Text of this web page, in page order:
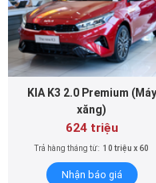
KIA K3 2.0 Premium (Máy
xăng)
624 triệu
Trả hàng tháng từ: 10 triệu x 60
Nhận báo giá
Đăng ký lái thử